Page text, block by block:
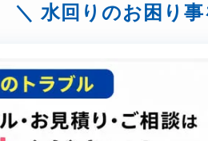
水回りのお困り